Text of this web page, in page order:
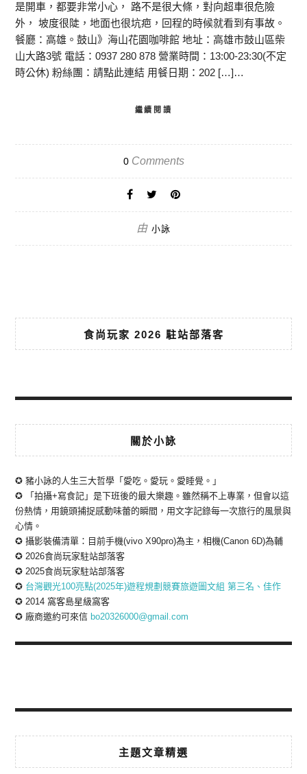
是開車，都要非常小心， 路不是很大條，對向超車很危險
外， 坡度很陡，地面也很坑疤，回程的時候就看到有事故。
餐廳：高雄。鼓山》海山花園咖啡館 地址：高雄市鼓山區柴
山大路3號 電話：0937 280 878 營業時間：13:00-23:30(不定
時公休) 粉絲團：請點此連結 用餐日期：202 […]…
繼續閱讀
0Comments
由 小詠
食尚玩家 2026 駐站部落客
關於小詠
✪ 豬小詠的人生三大哲學「愛吃。愛玩。愛睡覺。」
✪ 「拍攝+寫食記」是下班後的最大樂趣。雖然稱不上專業，但會以這
份熱情，用鏡頭捕捉感動味蕾的瞬間，用文字記錄每一次旅行的風景與
心情。
✪ 攝影裝備清單：目前手機(vivo X90pro)為主，相機(Canon 6D)為輔
✪ 2026食尚玩家駐站部落客
✪ 2025食尚玩家駐站部落客
✪ 台灣觀光100亮點(2025年)遊程規劃競賽旅遊圖文組 第三名、佳作
✪ 2014 窩客島星級窩客
✪ 廠商邀約可來信 bo20326000@gmail.com
主題文章精選